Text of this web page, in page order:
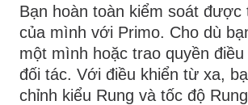
Bạn hoàn toàn kiểm soát được
của mình với Primo. Cho dù
một mình hoặc trao quyền điều
đối tác. Với điều khiển từ xa,
chỉnh kiểu Rung và tốc độ